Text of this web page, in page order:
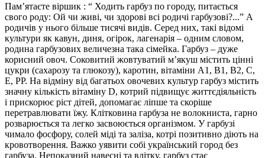
Пам’ятаєте віршик : “ Ходить гарбуз по городу, питається
свого роду: Ой чи живі, чи здорові всі родичі гарбузові?...” А
родичів у нього більше тисячі видів. Серед них, такі відомі
культури як кавун, диня, огірок, лагенарія – одним словом,
родина гарбузових величезна така сімейка. Гарбуз – дуже
корисний овоч. Соковитий жовтуватий м’якуш містить цінні
цукри (сахарозу та глюкозу), каротин, вітаміни А1, В1, В2, С,
Е, РР. На відміну від багатьох овочевих культур гарбуз містить
значну кількість вітаміну D, котрий підвищує життєдіяльність
і прискорює ріст дітей, допомагає ліпше та скоріше
перетравлювати їжу. Клітковина гарбуза не волокниста, гарно
розварюється та легко засвоюється організмом. У гарбузі
чимало фосфору, солей міді та заліза, котрі позитивно діють на
кровотворення. Важко уявити собі український город без
гарбуза. Непоказний навесні та влітку, гарбуз стає